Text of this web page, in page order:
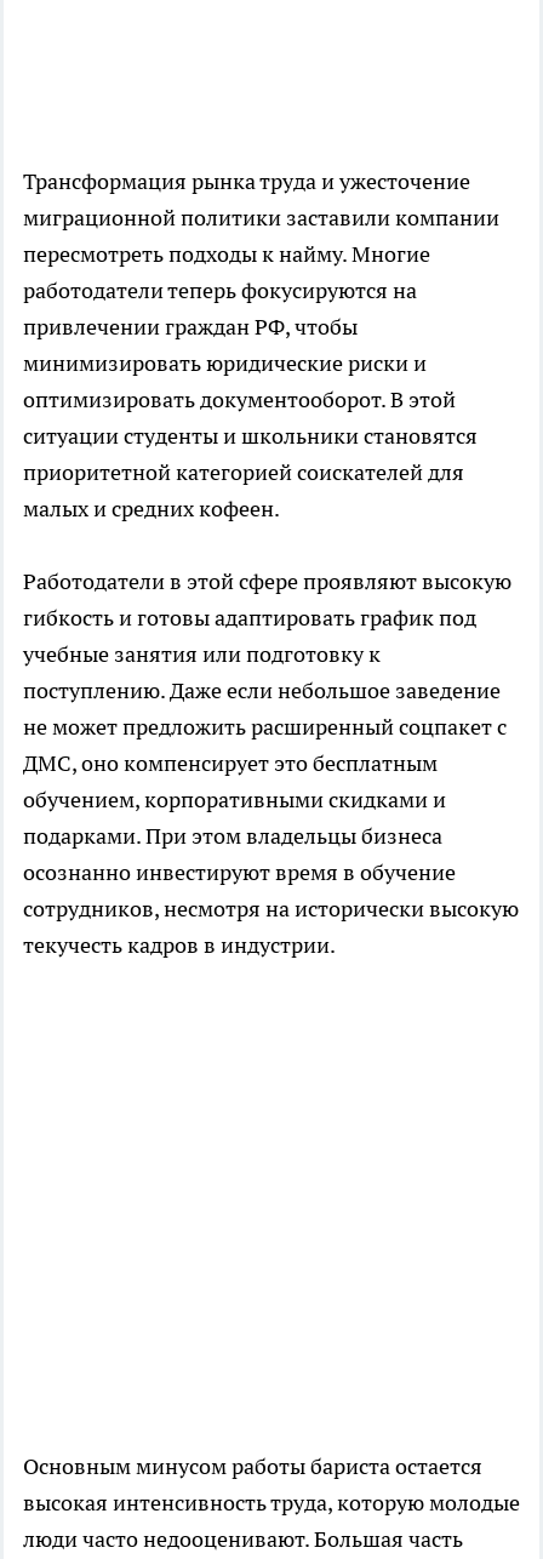
Трансформация рынка труда и ужесточение
миграционной политики заставили компании
пересмотреть подходы к найму. Многие
работодатели теперь фокусируются на
привлечении граждан РФ, чтобы
минимизировать юридические риски и
оптимизировать документооборот. В этой
ситуации студенты и школьники становятся
приоритетной категорией соискателей для
малых и средних кофеен.
Работодатели в этой сфере проявляют высокую
гибкость и готовы адаптировать график под
учебные занятия или подготовку к
поступлению. Даже если небольшое заведение
не может предложить расширенный соцпакет с
ДМС, оно компенсирует это бесплатным
обучением, корпоративными скидками и
подарками. При этом владельцы бизнеса
осознанно инвестируют время в обучение
сотрудников, несмотря на исторически высокую
текучесть кадров в индустрии.
Основным минусом работы бариста остается
высокая интенсивность труда, которую молодые
люди часто недооценивают. Большая часть